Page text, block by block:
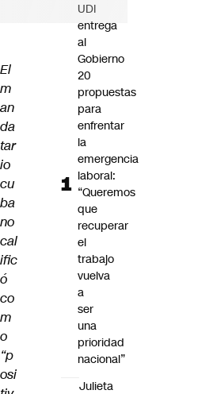
El
m
an
da
tar
io
cu
ba
no
cal
ific
ó
co
m
o
“p
osi
UDI
entrega
al
Gobierno
20
propuestas
para
enfrentar
la
emergencia
laboral:
“Queremos
que
recuperar
el
trabajo
vuelva
a
ser
una
prioridad
nacional”
Julieta